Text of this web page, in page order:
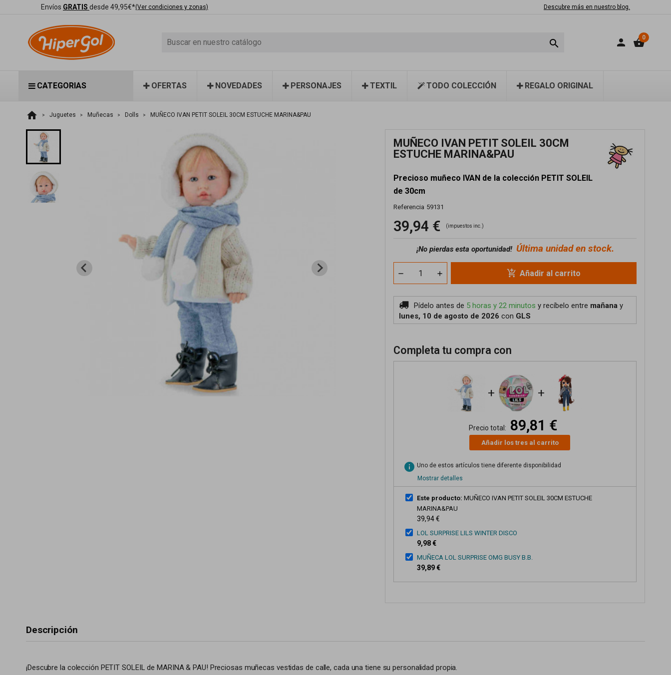
Envíos GRATIS desde 49,95€*(Ver condiciones y zonas) Descubre más en nuestro blog.
 person shopping_basket0
CATEGORIAS OFERTAS NOVEDADES PERSONAJES TEXTIL TODO COLECCIÓN REGALO ORIGINAL
home Juguetes Muñecas Dolls MUÑECO IVAN PETIT SOLEIL 30CM ESTUCHE MARINA&PAU
MUÑECO IVAN PETIT SOLEIL 30CM
ESTUCHE MARINA&PAU
Precioso muñeco IVAN de la colección PETIT SOLEIL
de 30cm
Referencia 59131
39,94 € (impuestos inc.)
¡No pierdas esta oportunidad! Última unidad en stock.
add_shopping_cart Añadir al carrito
Pídelo antes de 5 horas y 22 minutos y recíbeloentre mañana y
lunes, 10 de agosto de 2026 con GLS
Completa tu compra con
+ +
Precio total: 89,81 €
Añadir los tres al carrito
info Uno de estos artículos tiene diferente disponibilidad
Mostrar detalles
Este producto: MUÑECO IVAN PETIT SOLEIL 30CM ESTUCHE
MARINA&PAU
39,94 €
LOL SURPRISE LILS WINTER DISCO
9,98 €
MUÑECA LOL SURPRISE OMG BUSY B.B.
39,89 €
Descripción
¡Descubre la colección PETIT SOLEIL de MARINA & PAU! Preciosas muñecas vestidas de calle, cada una tiene su personalidad propia.